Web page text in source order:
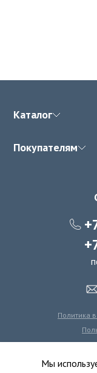
Каталог
Покупателям
Политика
Мы